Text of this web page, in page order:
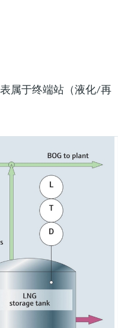
属于终端站（液化/再